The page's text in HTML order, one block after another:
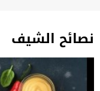
نصائح الشيف